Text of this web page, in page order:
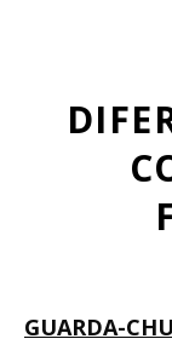
GUARDA-